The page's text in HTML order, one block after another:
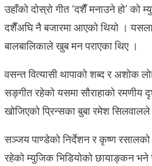
उहाँको दोस्रो गीत ‘दशैँ मनाउने हो’ को
दशैँअघि नै बजारमा आएको थियो ।
बालबालिकाले खुब मन पराएका थिए ।
वसन्त वित्यासी थापाको शब्द र अशोक
सङ्गीत रहेको यसमा सौराहाको रमणीय
खोजिएको प्रिन्सका बुबा रमेश सिलवालले
सञ्जय पाण्डेको निर्देशन र कृष्ण रसालको
रहेको म्युजिक भिडियोको छायाङ्कन